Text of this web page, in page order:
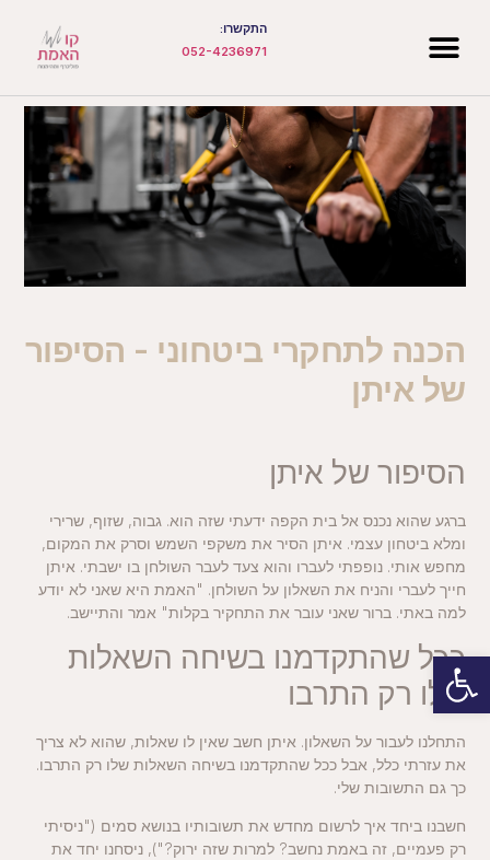
פתח סרגל נגישות
התקשרו:
052-4236971
הכנה לתחקרי ביטחוני - הסיפור
של איתן
הסיפור של איתן
ברגע שהוא נכנס אל בית הקפה ידעתי שזה הוא. גבוה, שזוף, שרירי
ומלא ביטחון עצמי. איתן הסיר את משקפי השמש וסרק את המקום,
מחפש אותי. נופפתי לעברו והוא צעד לעבר השולחן בו ישבתי. איתן
חייך לעברי והניח את השאלון על השולחן. "האמת היא שאני לא יודע
למה באתי. ברור שאני עובר את התחקיר בקלות" אמר והתיישב.
ככל שהתקדמנו בשיחה השאלות
שלו רק התרבו
התחלנו לעבור על השאלון. איתן חשב שאין לו שאלות, שהוא לא צריך
את עזרתי כלל, אבל ככל שהתקדמנו בשיחה השאלות שלו רק התרבו.
כך גם התשובות שלי.
חשבנו ביחד איך לרשום מחדש את תשובותיו בנושא סמים ("ניסיתי
רק פעמיים, זה באמת נחשב? למרות שזה ירוק?"), ניסחנו יחד את